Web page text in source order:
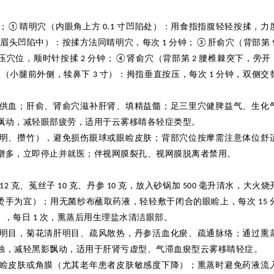
①睛明穴（内眼角上方 0.1寸凹陷处）：用食指指腹轻轻按揉，力
头凹陷中）：按揉方法同睛明穴，每次 1分钟； ③ 肝俞穴（背部第
穴位，顺时针按揉 2分钟； ④肾俞穴（背部第 2腰椎棘突下，旁开
小腿前外侧，犊鼻下 3 寸）：拇指垂直按压，每次 1分钟，双侧交
血；肝俞、肾俞穴滋补肝肾、填精益髓；足三里穴健脾益气、生化
，减轻眼部疲劳，适用于云雾移睛各轻症类型。
、攒竹），避免损伤眼球或眼睑皮肤；背部穴位按摩需注意体位舒
，立即停止并就医；伴视网膜裂孔、视网膜脱离者禁用。
克、菟丝子 10 克、丹参 10 克，放入砂锅加 500 毫升清水，大火烧
手为宜）；用无菌纱布蘸取药液，轻轻敷于闭合的眼睑上，每次 15
，每日 1 次，熏蒸后用生理盐水清洁眼部。
目，菊花清肝明目、疏风散热，丹参活血化瘀、疏通脉络；通过熏
减轻黑影飘动，适用于肝肾亏虚型、气滞血瘀型云雾移睛轻症。
皮肤或角膜（尤其老年患者皮肤敏感度下降）；熏蒸时避免药液流